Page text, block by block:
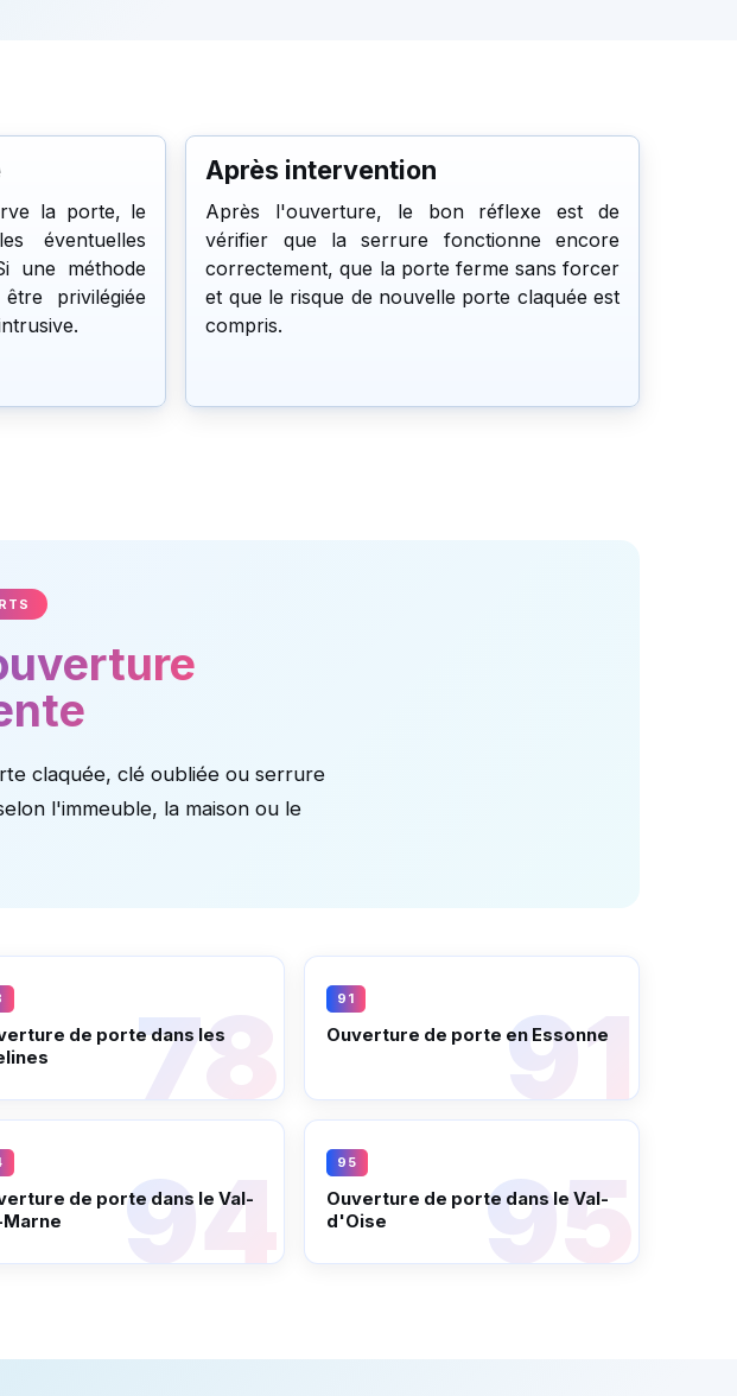
la porte, le
éventuelles
une méthode
privilégiée
Après intervention
Après l'ouverture, le bon réflexe est de
vérifier que la serrure fonctionne encore
correctement, que la porte ferme sans forcer
et que le risque de nouvelle porte claquée est
compris.
claquée, clé oubliée ou serrure
l'immeuble, la maison ou le
de porte dans les
91
Ouverture de porte en Essonne
de porte dans le Val-
95
Ouverture de porte dans le Val-
d'Oise